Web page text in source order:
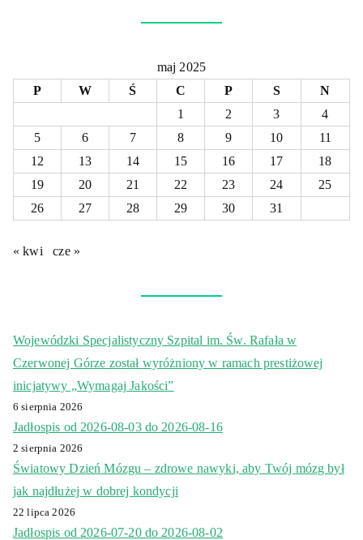
maj 2025
P
W Ś C P S
N
1
2 3
4
5
6 7 8 9 10
11
12
13 14 15 16 17
18
19
20 21 22 23 24
25
26
27 28 29 30 31
« kwi cze »
Wojewódzki Specjalistyczny Szpital im. Św. Rafała w
Czerwonej Górze został wyróżniony w ramach prestiżowej
inicjatywy „Wymagaj Jakości”
6 sierpnia 2026
Jadłospis od 2026-08-03 do 2026-08-16
2 sierpnia 2026
Światowy Dzień Mózgu – zdrowe nawyki, aby Twój mózg był
jak najdłużej w dobrej kondycji
22 lipca 2026
Jadłospis od 2026-07-20 do 2026-08-02